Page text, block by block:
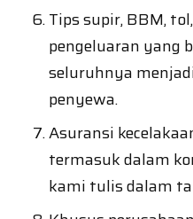
Tips supir, BBM,
pengeluaran yang
seluruhnya
penyewa.
Asuransi
termasuk dalam
kami tulis dalam